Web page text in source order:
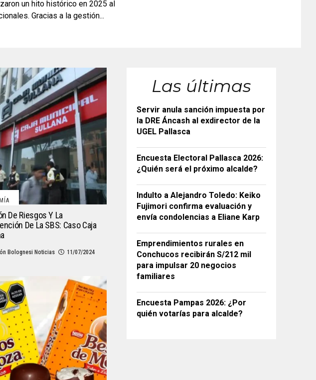
un hito histórico en 2025 al
Gracias a la gestión...
De Riesgos Y La
De La SBS: Caso Caja
Bolognesi Noticias 11/07/2024
Las últimas
Servir anula sanción impuesta por
la DRE Áncash al exdirector de la
UGEL Pallasca
Encuesta Electoral Pallasca 2026:
¿Quién será el próximo alcalde?
Indulto a Alejandro Toledo: Keiko
Fujimori confirma evaluación y
envía condolencias a Eliane Karp
Emprendimientos rurales en
Conchucos recibirán S/212 mil
para impulsar 20 negocios
familiares
Encuesta Pampas 2026: ¿Por
quién votarías para alcalde?